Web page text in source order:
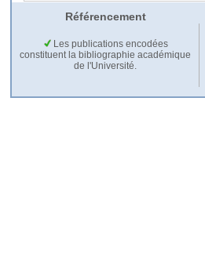
Référencement
Les publications encodées
constituent la bibliographie académique
de l'Université.